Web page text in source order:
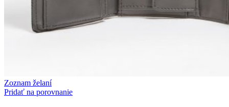
Zoznam želaní
Pridať na porovnanie